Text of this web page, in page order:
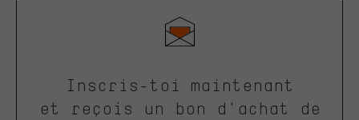
Inscris-toi maintenant
et reçois un bon d'achat de